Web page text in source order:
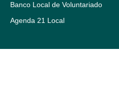
Banco Local de Voluntariado
Agenda 21 Local